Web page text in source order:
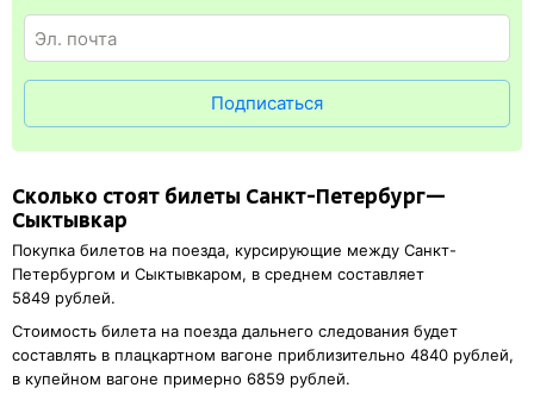
в электронном ж/д билете. А в случае отсутствия электронной
Подписаться
Сколько стоят билеты Санкт-Петербург—
Сыктывкар
Покупка билетов на поезда, курсирующие между Санкт-
Петербургом и Сыктывкаром, в среднем составляет
5849 рублей.
Стоимость билета на поезда дальнего следования будет
составлять в плацкартном вагоне приблизительно 4840 рублей,
в купейном вагоне примерно 6859 рублей.